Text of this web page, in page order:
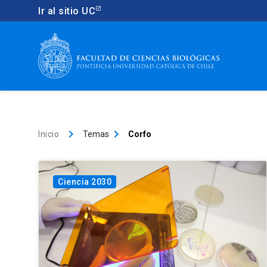
Ir al sitio UC
Inicio keyboard_arrow_right Temas keyboard_arrow_right Corfo
Ciencia 2030